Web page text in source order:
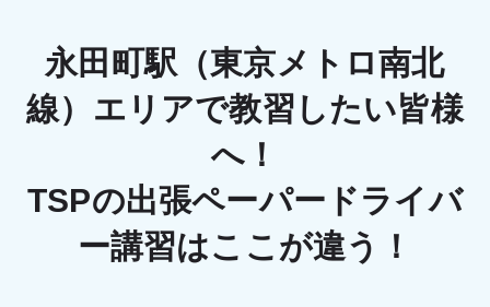
永田町駅（東京メトロ南北
線）エリアで教習したい皆様
へ！
TSPの出張ペーパードライバ
ー講習はここが違う！